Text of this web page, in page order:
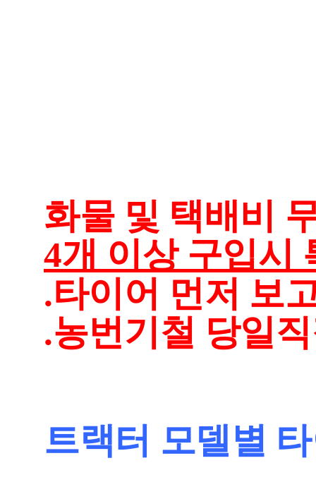
화물 및 택배비
4개 이상 구입시
.타이어 먼저 보
.농번기철 당일
트랙터 모델별